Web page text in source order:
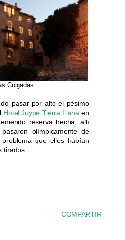
Colgadas
pasar por alto el pésimo
Hotel Juype Tierra Llana en
reserva hecha, allí
olímpicamente de
que ellos habían
tirados.
COMPARTIR